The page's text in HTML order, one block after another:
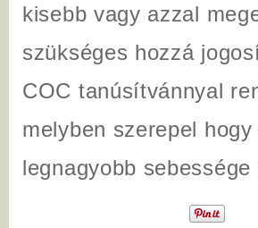
kisebb vagy azzal
szükséges hozzá
COC tanúsítvánnyal
melyben szerepel hogy
legnagyobb sebessége